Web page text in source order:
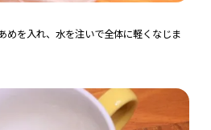
めを入れ、水を注いで全体に軽くなじま